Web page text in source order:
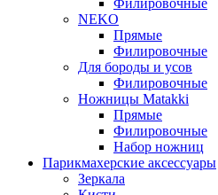
NEKO
Прямые
Филировочные
Для бороды и усов
Филировочные
Ножницы Matakki
Прямые
Филировочные
Набор ножниц
Парикмахерские аксессуары
Зеркала